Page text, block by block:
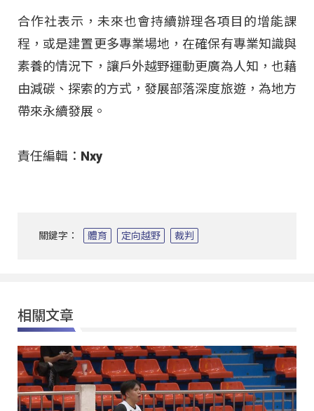
合作社表示，未來也會持續辦理各項目的增能課
程，或是建置更多專業場地，在確保有專業知識與
素養的情況下，讓戶外越野運動更廣為人知，也藉
由減碳、探索的方式，發展部落深度旅遊，為地方
帶來永續發展。
責任編輯：Nxy
關鍵字： 體育 定向越野 裁判
相關文章